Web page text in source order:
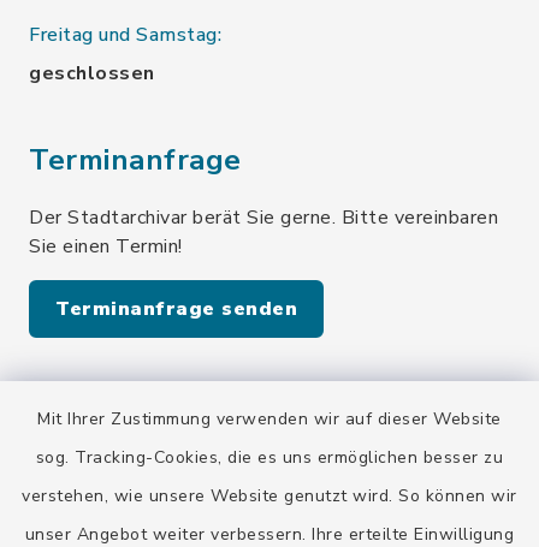
Mit Ihrer Zustimmung verwenden wir auf dieser Website
sog. Tracking-Cookies, die es uns ermöglichen besser zu
verstehen, wie unsere Website genutzt wird. So können wir
unser Angebot weiter verbessern. Ihre erteilte Einwilligung
Freitag und Samstag:
geschlossen
Terminanfrage
Der Stadtarchivar berät Sie gerne. Bitte vereinbaren
Sie einen Termin!
Terminanfrage senden
Quicklinks
Stadt Wolfratshausen